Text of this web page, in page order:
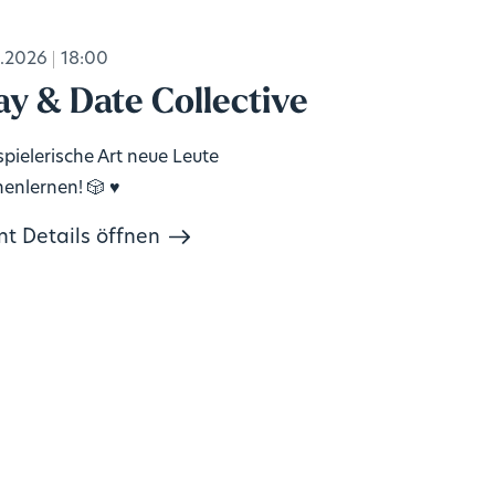
18:00
& Date Collective
Art neue Leute
🎲 ♥️
Details öffnen